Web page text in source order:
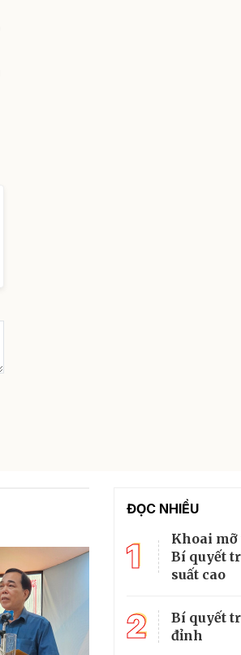
ĐỌC NHIỀU
1
Khoai
Bí quyết
suất cao
2
Bí quyết
đỉnh